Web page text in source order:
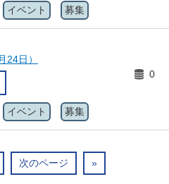
イベント 募集
24日）
0
イベント 募集
次のページ »